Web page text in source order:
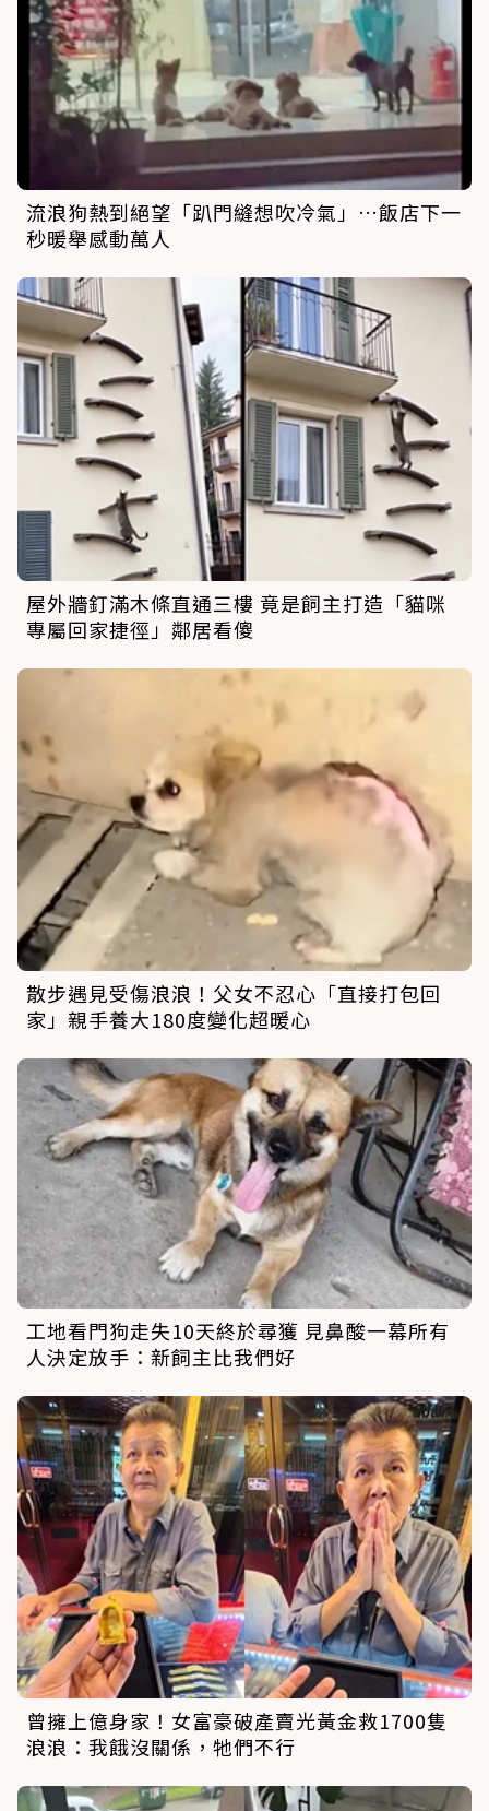
流浪狗熱到絕望「趴門縫想吹冷氣」…飯店下一
秒暖舉感動萬人
屋外牆釘滿木條直通三樓 竟是飼主打造「貓咪
專屬回家捷徑」鄰居看傻
散步遇見受傷浪浪！父女不忍心「直接打包回
家」親手養大180度變化超暖心
工地看門狗走失10天終於尋獲 見鼻酸一幕所有
人決定放手：新飼主比我們好
曾擁上億身家！女富豪破產賣光黃金救1700隻
浪浪：我餓沒關係，牠們不行